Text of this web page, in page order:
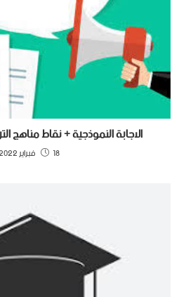
الاجابة النموذجية + نقاط مناهج
18 فبراير 2022